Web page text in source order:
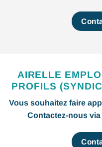
AIRELLE
PROFILS
Vous souhaitez faire
Contactez-nous